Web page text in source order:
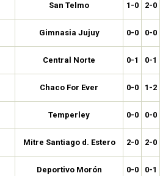
San Telmo 1-0 2-0
Gimnasia Jujuy 0-0 0-0
Central Norte 0-1 0-1
Chaco For Ever 0-0 1-2
Temperley 0-0 0-0
Mitre Santiago d. Estero 2-0 2-0
Deportivo Morón 0-0 0-1